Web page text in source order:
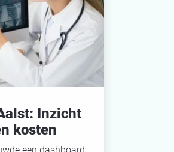
Inzicht
kosten